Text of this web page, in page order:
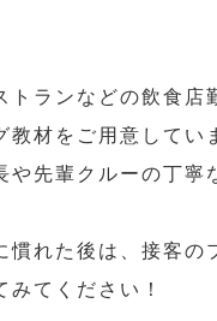
トランなどの飲食店
材をご用意してい
や先輩クルーの丁寧
れた後は、接客の
てください！